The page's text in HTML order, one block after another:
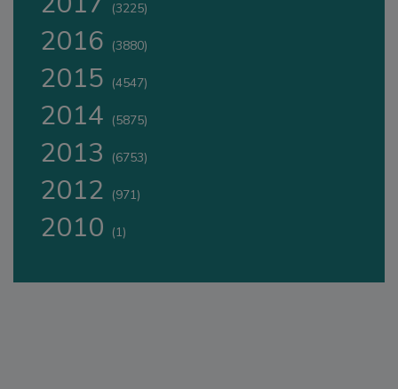
(3225)
2016 (3880)
2015 (4547)
2014 (5875)
2013 (6753)
2012 (971)
2010 (1)